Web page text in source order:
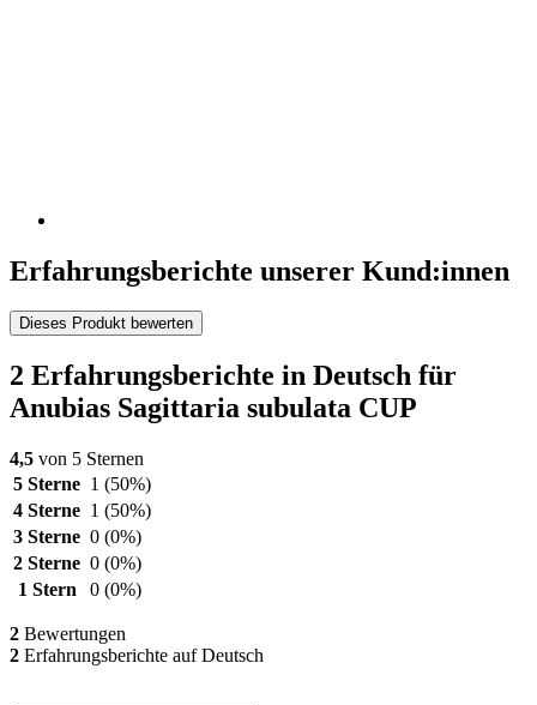
Erfahrungsberichte unserer Kund:innen
Dieses Produkt bewerten
2 Erfahrungsberichte in Deutsch für
Anubias Sagittaria subulata CUP
4,5 von 5 Sternen
5 Sterne 1 (50%)
4 Sterne 1 (50%)
3 Sterne 0 (0%)
2 Sterne 0 (0%)
1 Stern
0 (0%)
2 Bewertungen
2 Erfahrungsberichte auf Deutsch